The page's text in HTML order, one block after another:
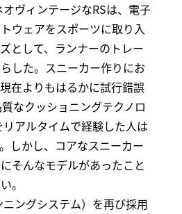
ヴィンテージなRSは、電子
ウェアをスポーツに取り入
として、ランナーのトレー
した。スニーカー作りにお
在よりもはるかに試行錯誤
なクッショニングテクノロ
アルタイムで経験した人は
しかし、コアなスニーカー
そんなモデルがあったこと
。
ングシステム）を再び採用